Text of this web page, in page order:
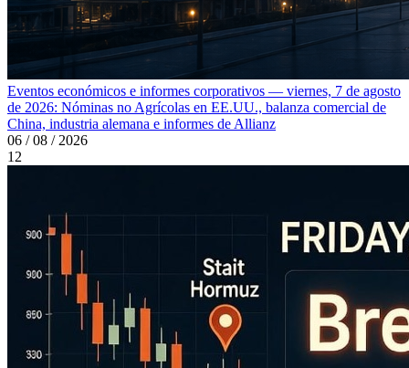
Eventos económicos e informes corporativos — viernes, 7 de agosto
de 2026: Nóminas no Agrícolas en EE.UU., balanza comercial de
China, industria alemana e informes de Allianz
06 / 08 / 2026
12